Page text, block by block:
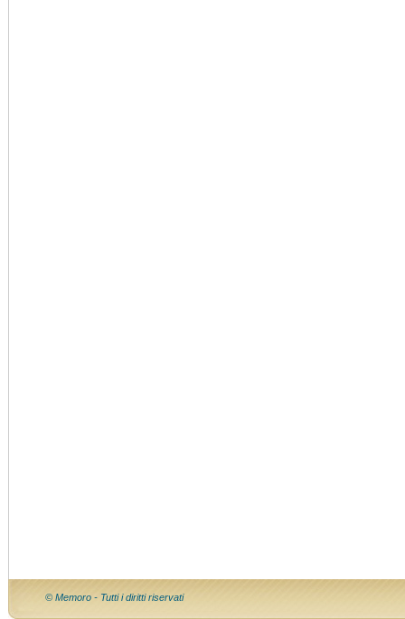
© Memoro - Tutti i diritti riservati